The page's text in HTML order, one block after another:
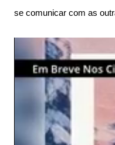
se comunicar com as